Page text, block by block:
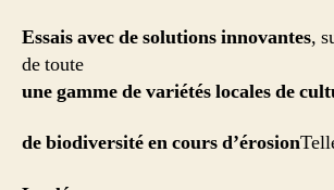
Essais avec de solutions innovantes,
de toute
une gamme de variétés locales de
de biodiversité en cours d’érosion